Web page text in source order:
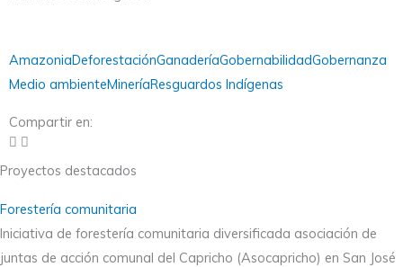
AmazoniaDeforestaciónGanaderíaGobernabilidadGobernanza
Medio ambienteMineríaResguardos Indígenas
Compartir en:
Proyectos destacados
Forestería comunitaria
Iniciativa de forestería comunitaria diversificada asociación de
juntas de acción comunal del Capricho (Asocapricho) en San José